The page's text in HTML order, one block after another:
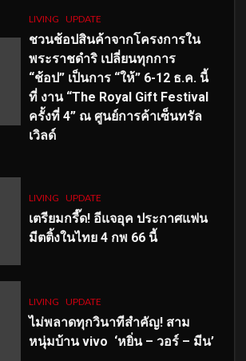
LIVING UPDATE
ชวนช้อปสินค้าจากโครงการใน
พระราชดำริ เปลี่ยนทุกการ
“ช้อป” เป็นการ “ให้” 6-12 ธ.ค. นี้
ที่ งาน “The Royal Gift Festival
ครั้งที่ 4” ณ ศูนย์การค้าเซ็นทรัล
เวิลด์
LIVING UPDATE
เตรียมกรี๊ด! อีแจอุค ประกาศแฟน
มีตติ้งในไทย 4 กพ 66 นี้
LIVING UPDATE
ไม่พลาดทุกวินาทีสำคัญ! สาม
หนุ่มบ้าน vivo ‘หยิ่น – วอร์ – มีน’